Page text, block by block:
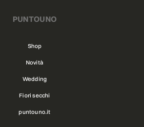
PUNTOUNO
Shop
Novità
Wedding
Fiori secchi
puntouno.it